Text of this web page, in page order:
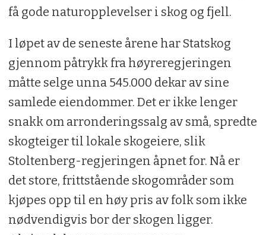
få gode naturopplevelser i skog og fjell.
I løpet av de seneste årene har Statskog
gjennom påtrykk fra høyreregjeringen
måtte selge unna 545.000 dekar av sine
samlede eiendommer. Det er ikke lenger
snakk om arronderingssalg av små, spredte
skogteiger til lokale skogeiere, slik
Stoltenberg-regjeringen åpnet for. Nå er
det store, frittstående skogområder som
kjøpes opp til en høy pris av folk som ikke
nødvendigvis bor der skogen ligger.